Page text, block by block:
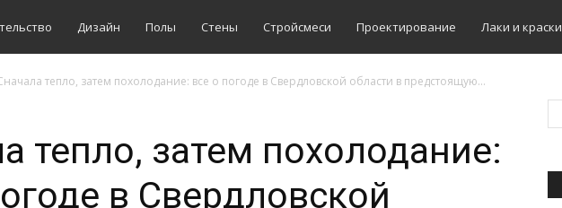
Дизайн Полы Стены Стройсмеси Проектирование Лаки и краски
тепло, затем похолодание: все о погоде в Свердловской области в предстоящую...
тепло, затем похолодание:
в Свердловской